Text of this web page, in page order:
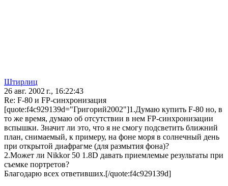
Штирлиц
26 авг. 2002 г., 16:22:43
Re: F-80 и FP-синхронизация
[quote:f4c929139d="Григорий2002"]1.Думаю купить F-80 но, в
то же время, думаю об отсутствии в нем FP-синхронизации
вспышки. Значит ли это, что я не смогу подсветить ближний
план, снимаемый, к примеру, на фоне моря в солнечный день
при открытой диафрагме (для размытия фона)?
2.Может ли Nikkor 50 1.8D давать приемлемые результаты при
съемке портретов?
Благодарю всех ответивших.[/quote:f4c929139d]